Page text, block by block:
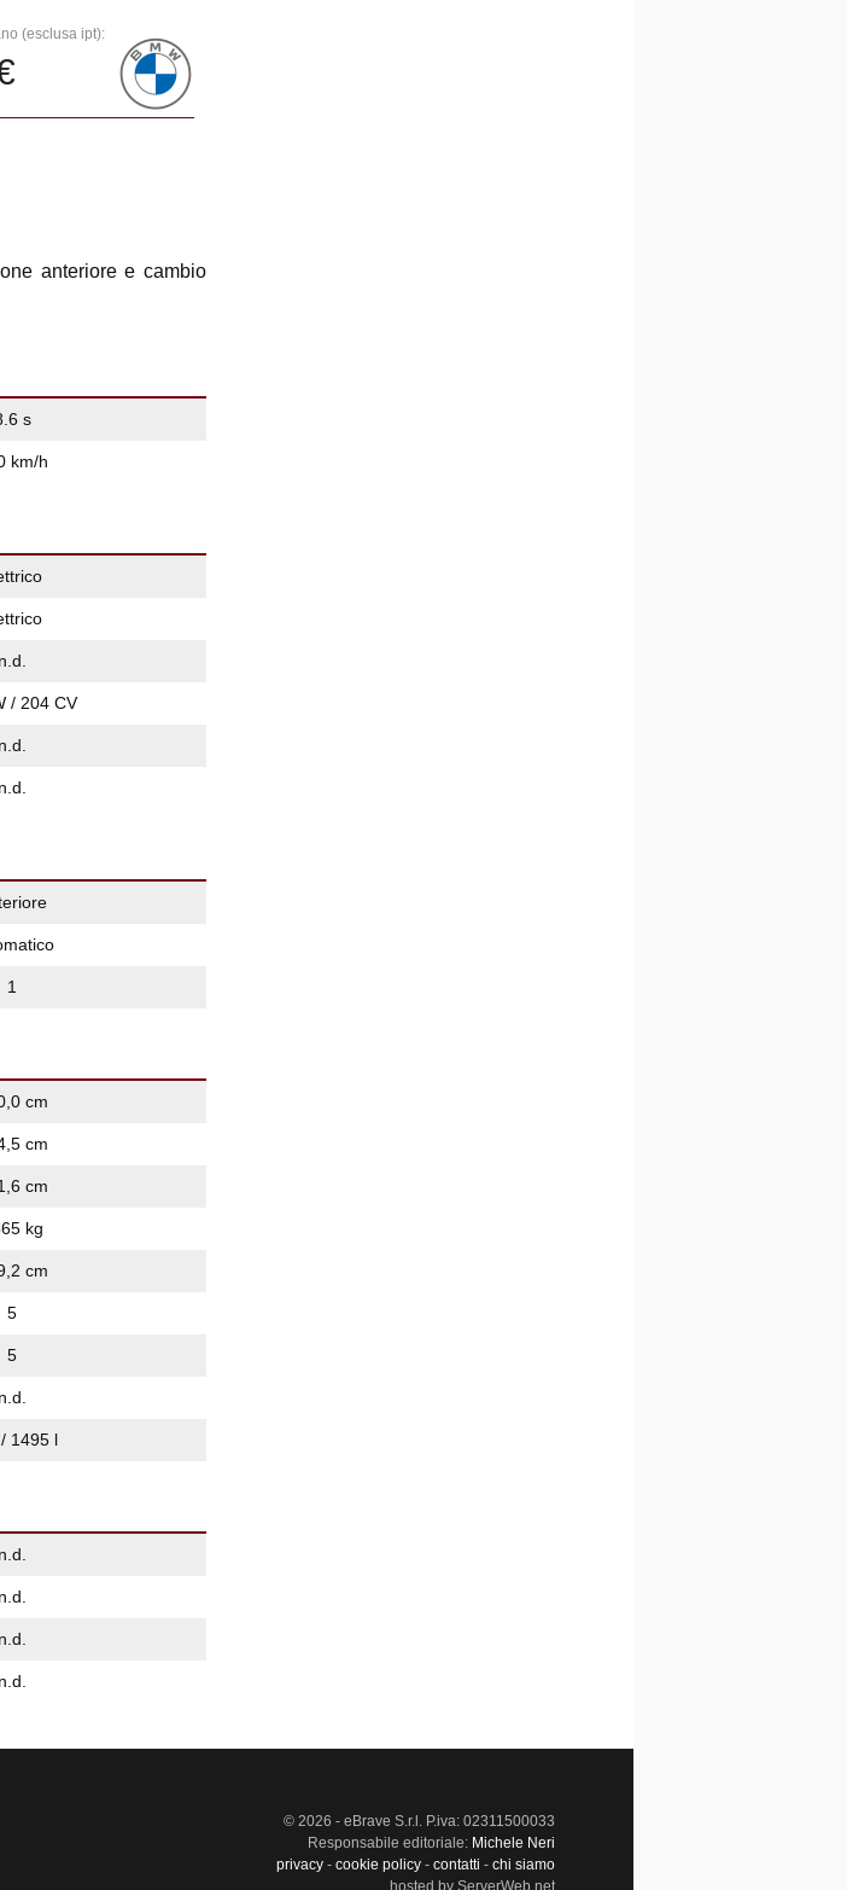
(esclusa ipt):
anteriore e cambio
s
km/h
n.d.
/ 204 CV
n.d.
n.d.
1
cm
cm
cm
kg
cm
5
5
n.d.
1495 l
n.d.
n.d.
n.d.
n.d.
© 2026 - eBrave S.r.l. P.iva: 02311500033
Responsabile editoriale: Michele Neri
privacy - cookie policy - contatti - chi siamo
hosted by ServerWeb.net